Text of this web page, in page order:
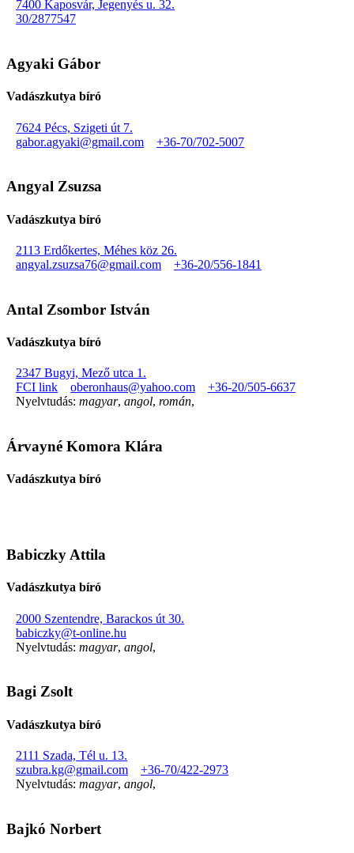
7400 Kaposvár, Jegenyés u. 32.
30/2877547
Agyaki Gábor
Vadászkutya bíró
7624 Pécs, Szigeti út 7.
gabor.agyaki@gmail.com
+36-70/702-5007
Angyal Zsuzsa
Vadászkutya bíró
2113 Erdőkertes, Méhes köz 26.
angyal.zsuzsa76@gmail.com
+36-20/556-1841
Antal Zsombor István
Vadászkutya bíró
2347 Bugyi, Mező utca 1.
FCI link
oberonhaus@yahoo.com
+36-20/505-6637
Nyelvtudás: magyar, angol, román,
Árvayné Komora Klára
Vadászkutya bíró
Babiczky Attila
Vadászkutya bíró
2000 Szentendre, Barackos út 30.
babiczky@t-online.hu
Nyelvtudás: magyar, angol,
Bagi Zsolt
Vadászkutya bíró
2111 Szada, Tél u. 13.
szubra.kg@gmail.com
+36-70/422-2973
Nyelvtudás: magyar, angol,
Bajkó Norbert